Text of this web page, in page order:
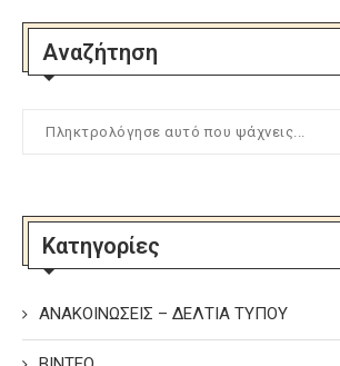
Αναζήτηση
Κατηγορίες
ΑΝΑΚΟΙΝΩΣΕΙΣ – ΔΕΛΤΙΑ ΤΥΠΟΥ